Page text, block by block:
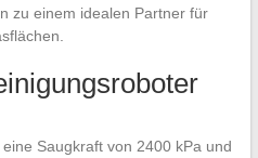
zu einem idealen Partner für
Saugkraft von 2400 kPa und